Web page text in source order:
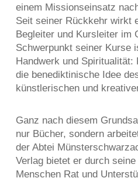
einem Missionseinsatz
Seit seiner Rückkehr wirkt
Begleiter und Kursleiter im
Schwerpunkt seiner Kurse
Handwerk und
die benediktinische Idee
künstlerischen und
Ganz nach diesem
nur Bücher, sondern
der Abtei
Verlag bietet er durch
Menschen Rat und